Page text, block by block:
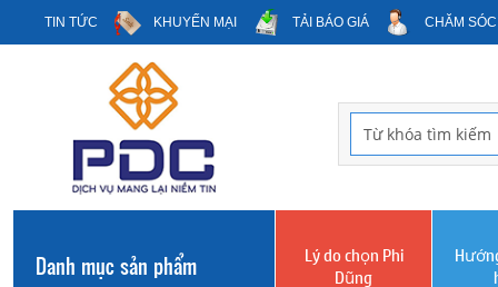
TIN TỨC KHUYẾN MẠI TẢI BÁO GIÁ CHĂM
Danh mục sản phẩm
Lý do chọn Phi
Dũng